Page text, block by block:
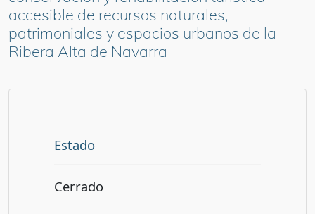
accesible de recursos naturales,
patrimoniales y espacios urbanos de la
Ribera Alta de Navarra
Estado
Cerrado